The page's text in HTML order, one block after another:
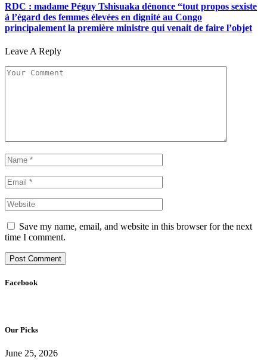
RDC : madame Péguy Tshisuaka dénonce “tout propos sexiste
à l’égard des femmes élevées en dignité au Congo
principalement la première ministre qui venait de faire l’objet
Leave A Reply
Save my name, email, and website in this browser for the next
time I comment.
Facebook
Our Picks
June 25, 2026